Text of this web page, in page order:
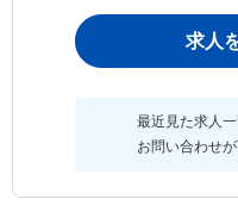
求人
最近見た求人一
お問い合わせが